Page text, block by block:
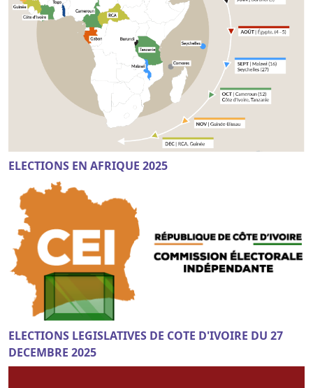
ELECTIONS EN AFRIQUE 2025
ELECTIONS LEGISLATIVES DE COTE D'IVOIRE DU 27
DECEMBRE 2025